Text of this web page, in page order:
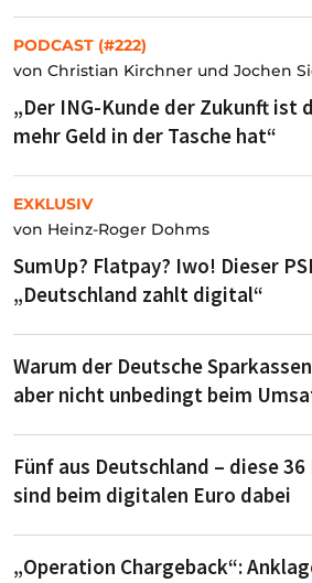
PODCAST (#222)
von Christian Kirchner und Jochen
„Der ING-Kunde der Zukunft ist
mehr Geld in der Tasche hat“
EXKLUSIV
von Heinz-Roger Dohms
SumUp? Flatpay? Iwo! Dieser
„Deutschland zahlt digital“
Warum der Deutsche
aber nicht unbedingt beim
Fünf aus Deutschland – diese 36
sind beim digitalen Euro dabei
„Operation Chargeback“: